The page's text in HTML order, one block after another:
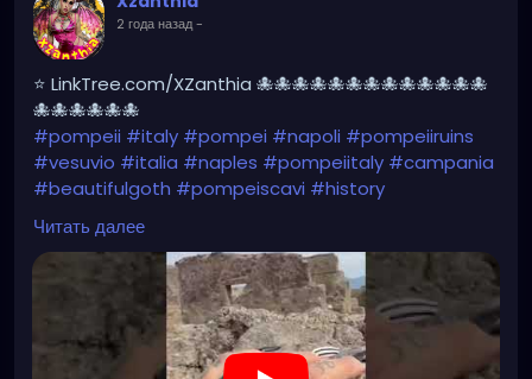
2 года назад-
⭐ LinkTree.com/XZanthia 🐙🐙🐙🐙🐙🐙🐙🐙🐙🐙🐙🐙🐙
🐙🐙🐙🐙🐙🐙
#pompeii #italy #pompei #napoli #pompeiiruins
#vesuvio #italia #naples #pompeiitaly #campania
#beautifulgoth #pompeiscavi #history
#archaeology
#traveling #archeologia
#pompeiitempusvita #vesuvius#bastilledan
#gothic
#pompeya#cosplay#rome#xzanthia
#kylesimmons#pompeitempusvita
https://youtube.com/shorts/Ni14nMorK_0?
Читать далее